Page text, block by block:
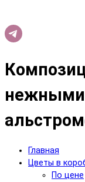
нежными
Главная
Цветы в
По цене